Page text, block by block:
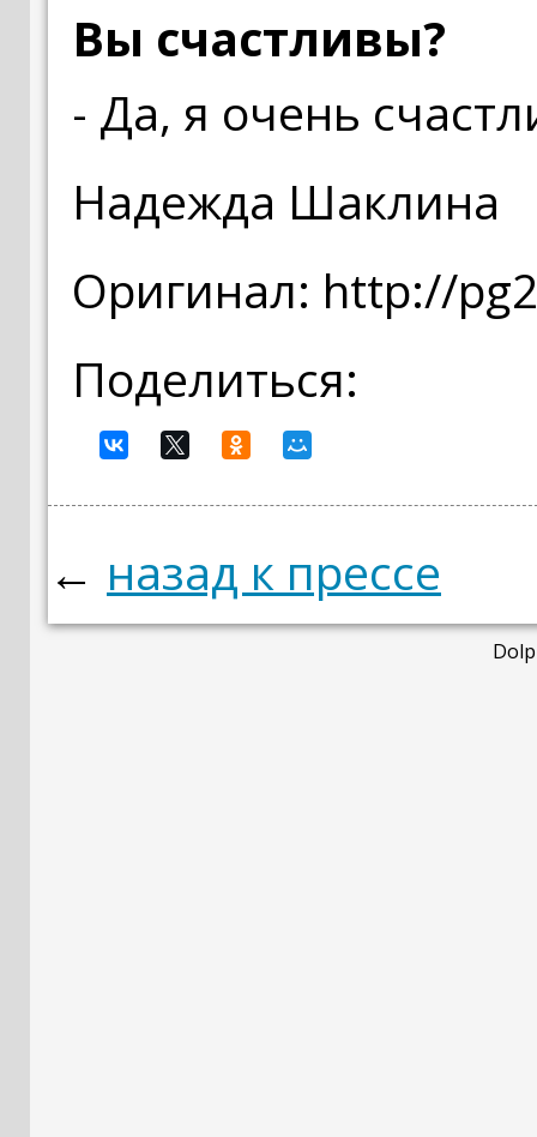
Вы счастливы?
- Да, я очень
Надежда Шаклина
Оригинал: http://
Поделиться:
← назад к прессе